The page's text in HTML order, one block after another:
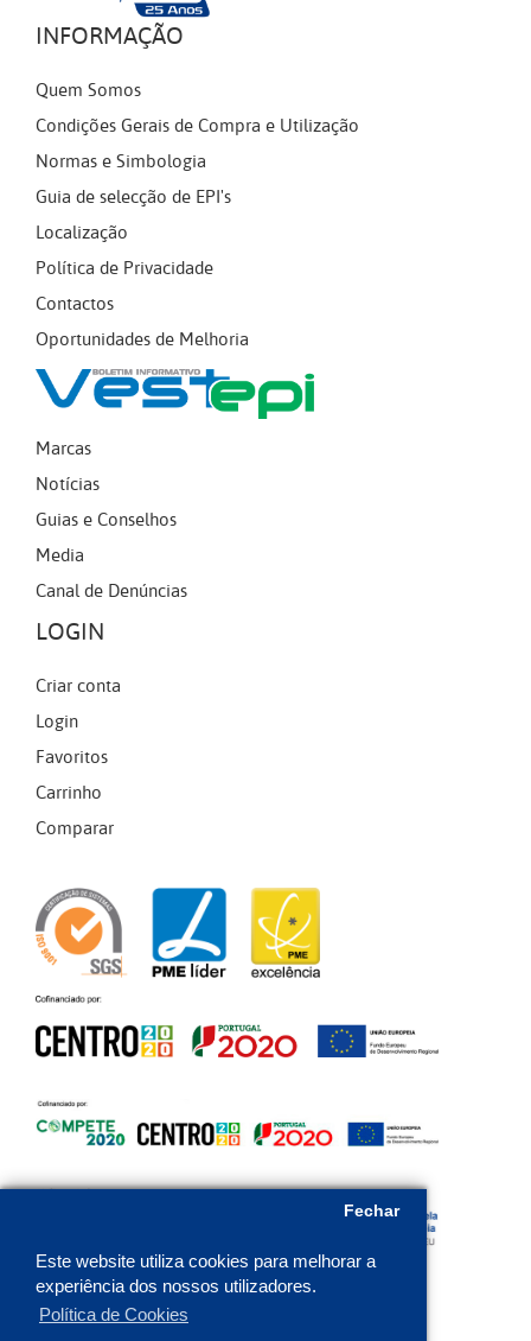
Este website utiliza cookies para melhorar a
experiência dos nossos utilizadores.
Política de Cookies
Fechar
INFORMAÇÃO
Quem Somos
Condições Gerais de Compra e Utilização
Normas e Simbologia
Guia de selecção de EPI's
Localização
Política de Privacidade
Contactos
Oportunidades de Melhoria
Marcas
Notícias
Guias e Conselhos
Media
Canal de Denúncias
LOGIN
Criar conta
Login
Favoritos
Carrinho
Comparar